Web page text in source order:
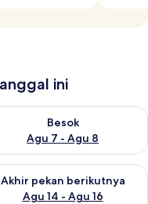
ini
6 - Agu 7
Besok
Agu 7 - Agu 8
ketersediaan untuk
ini Agu 7 - Agu 9
Akhir pekan berikutnya
Agu 14 - Agu 16
ketersediaan untuk